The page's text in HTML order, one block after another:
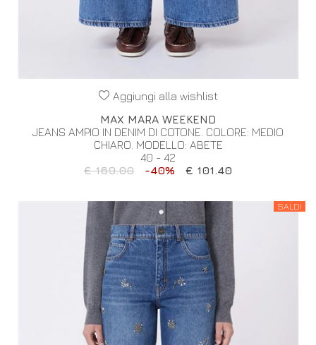
Aggiungi alla wishlist
MAX MARA WEEKEND
JEANS AMPIO IN DENIM DI COTONE. COLORE: MEDIO
CHIARO. MODELLO: ABETE
40 - 42
€ 169.00
-40% € 101.40
SALDI